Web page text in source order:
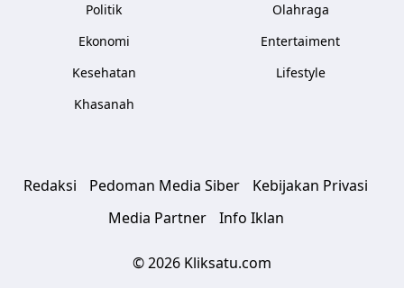
Politik
Ekonomi
Kesehatan
Khasanah
Olahraga
Entertaiment
Lifestyle
Redaksi Pedoman Media Siber
Kebijakan Privasi
Media Partner
Info Iklan
© 2026 Kliksatu.com